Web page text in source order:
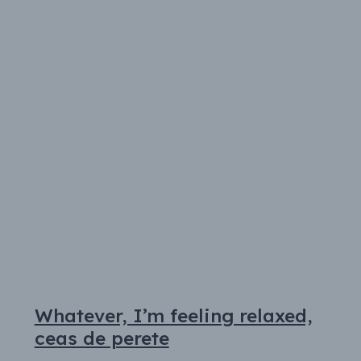
Whatever, I’m feeling relaxed,
ceas de perete